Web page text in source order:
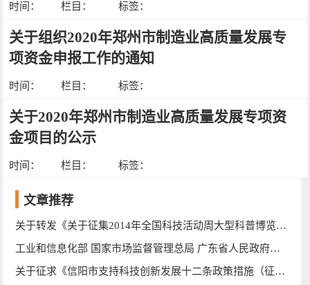
时间： 栏目： 标签：
关于组织2020年郑州市制造业高质量发展专
项资金申报工作的通知
时间： 栏目： 标签：
关于2020年郑州市制造业高质量发展专项资
金项目的公示
时间： 栏目： 标签：
文章推荐
关于转发《关于征集2014年全国科技活动周大型科普博览展品的通知》的通知
工业和信息化部 国家市场监督管理总局 广东省人民政府关于举办第十六届中国国际中小企业博览会的通知
关于征求《信阳市支持科技创新发展十二条政策措施（征求意见稿）》意见的公告